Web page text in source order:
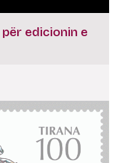
edicionin e